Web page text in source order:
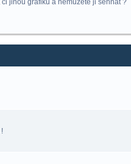
jinou grafiku a nemůžete ji sehnat ?